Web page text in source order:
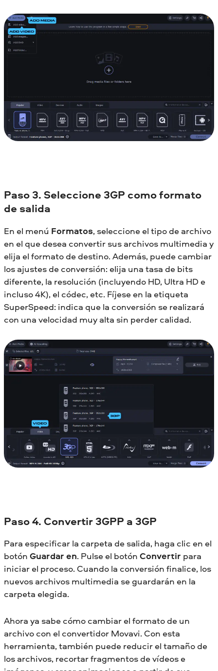
Paso 3. Seleccione 3GP como formato
de salida
En el menú Formatos, seleccione el tipo de archivo
en el que desea convertir sus archivos multimedia y
elija el formato de destino. Además, puede cambiar
los ajustes de conversión: elija una tasa de bits
diferente, la resolución (incluyendo HD, Ultra HD e
incluso 4K), el códec, etc. Fíjese en la etiqueta
SuperSpeed: indica que la conversión se realizará
con una velocidad muy alta sin perder calidad.
Paso 4. Convertir 3GPP a 3GP
Para especificar la carpeta de salida, haga clic en el
botón Guardar en. Pulse el botón Convertir para
iniciar el proceso. Cuando la conversión finalice, los
nuevos archivos multimedia se guardarán en la
carpeta elegida.
Ahora ya sabe cómo cambiar el formato de un
archivo con el convertidor Movavi. Con esta
herramienta, también puede reducir el tamaño de
los archivos, recortar fragmentos de vídeos e